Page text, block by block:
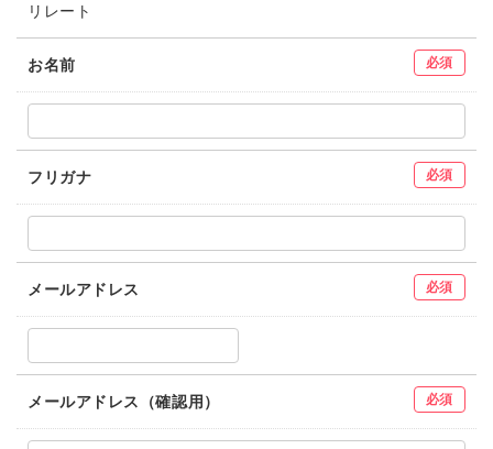
リレート
お名前 必須
フリガナ 必須
メールアドレス 必須
メールアドレス（確認用） 必須